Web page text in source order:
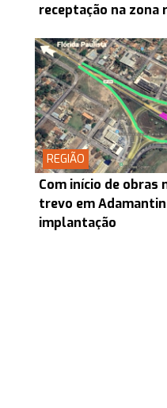
receptação na zona
REGIÃO
Com início de obras
trevo em
implantação